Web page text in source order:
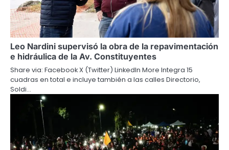
Leo Nardini supervisó la obra de la repavimentación
e hidráulica de la Av. Constituyentes
Share via: Facebook X (Twitter) LinkedIn More Integra 15
cuadras en total e incluye también a las calles Directorio,
Soldi…